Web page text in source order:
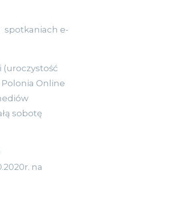
spotkaniach e-
(uroczystość
Polonia Online
sobotę
na